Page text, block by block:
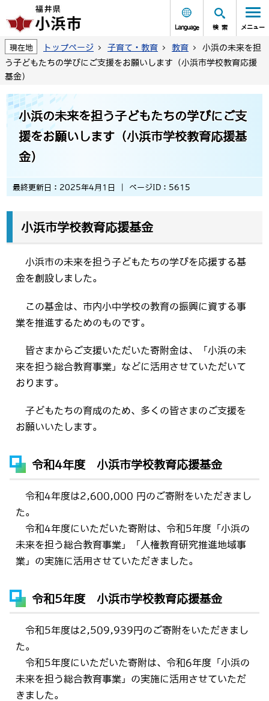
Language 検索 メニュー
現在地 トップページ 子育て・教育 教育
小浜の未来を担
う子どもたちの学びにご支援をお願いします（小浜市学校教育応援
基金）
小浜の未来を担う子どもたちの学びにご支
援をお願いします（小浜市学校教育応援基
金）
最終更新日：2025年4月1日 ページID：5615
小浜市学校教育応援基金
小浜市の未来を担う子どもたちの学びを応援する基
金を創設しました。
この基金は、市内小中学校の教育の振興に資する事
業を推進するためのものです。
皆さまからご支援いただいた寄附金は、「小浜の未
来を担う総合教育事業」などに活用させていただいて
おります。
子どもたちの育成のため、多くの皆さまのご支援を
お願いいたします。
令和4年度 小浜市学校教育応援基金
令和4年度は2,600,000 円のご寄附をいただきまし
た。
令和4年度にいただいた寄附は、令和5年度「小浜の
未来を担う総合教育事業」「人権教育研究推進地域事
業」の実施に活用させていただきました。
令和5年度 小浜市学校教育応援基金
令和5年度は2,509,939円のご寄附をいただきまし
た。
令和5年度にいただいた寄附は、令和6年度「小浜の
未来を担う総合教育事業」の実施に活用させていただ
きました。